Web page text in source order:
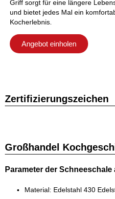
Griff sorgt für eine längere
und bietet jedes Mal ein
Kocherlebnis.
Angebot einholen
Zertifizierungszeichen
Großhandel
Parameter der
Material: Edelstahl 430